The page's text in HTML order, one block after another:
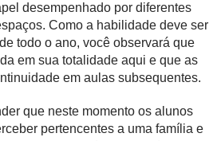
desempenhado por diferentes
Como a habilidade deve ser
todo o ano, você observará que
em sua totalidade aqui e que as
em aulas subsequentes.
que neste momento os alunos
pertencentes a uma família e